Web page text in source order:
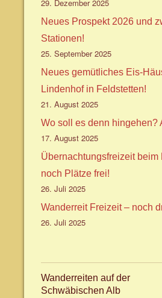
29. Dezember 2025
Neues Prospekt 2026 und
Stationen!
25. September 2025
Neues gemütliches Eis-
Lindenhof in Feldstetten!
21. August 2025
Wo soll es denn hingehen?
17. August 2025
Übernachtungsfreizeit beim
noch Plätze frei!
26. Juli 2025
Wanderreit Freizeit – noch
26. Juli 2025
Wanderreiten auf der
Schwäbischen Alb